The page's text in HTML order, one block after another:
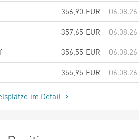
356,90 EUR
06.08.26
357,65 EUR
06.08.26
356,55 EUR
06.08.26
355,95 EUR 06.08.26
im Detail